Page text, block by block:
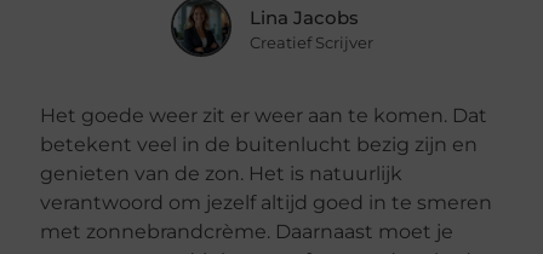
Lina Jacobs
Creatief Scrijver
Het goede weer zit er weer aan te komen. Dat
betekent veel in de buitenlucht bezig zijn en
genieten van de zon. Het is natuurlijk
verantwoord om jezelf altijd goed in te smeren
met zonnebrandcrème. Daarnaast moet je